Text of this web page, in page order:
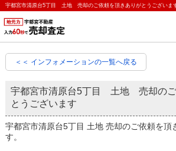
＜＜ インフォメーションの一覧へ戻る
宇都宮市清原台5丁目 土地 売却のご
とうございます
宇都宮市清原台5丁目 土地 売却のご依頼を頂
す。